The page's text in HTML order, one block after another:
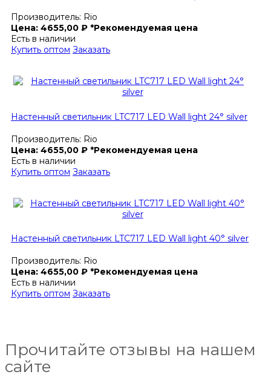
Производитель: Rio
Цена: 4655,00 ₽ *Рекомендуемая цена
Есть в наличии
Купить оптом Заказать
Настенный светильник LTC717 LED Wall light 24° silver
Производитель: Rio
Цена: 4655,00 ₽ *Рекомендуемая цена
Есть в наличии
Купить оптом Заказать
Настенный светильник LTC717 LED Wall light 40° silver
Производитель: Rio
Цена: 4655,00 ₽ *Рекомендуемая цена
Есть в наличии
Купить оптом Заказать
Прочитайте отзывы на нашем
сайте